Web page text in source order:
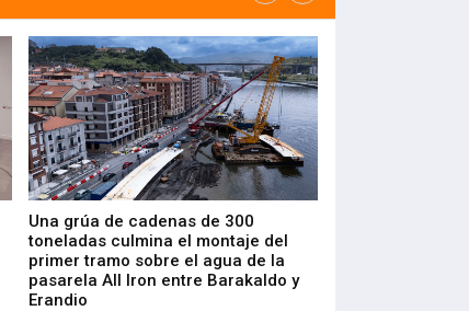
Una grúa de cadenas de 300
toneladas culmina el montaje del
primer tramo sobre el agua de la
pasarela All Iron entre Barakaldo y
Erandio